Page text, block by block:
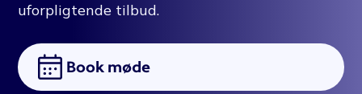
uforpligtende tilbud.
Book møde